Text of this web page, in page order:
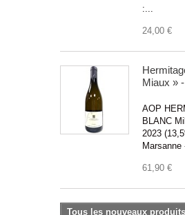
:...
24,00 €
Miaux »
AOP
BLANC
2023
Marsanne
61,90 €
Tous les nouveaux produits